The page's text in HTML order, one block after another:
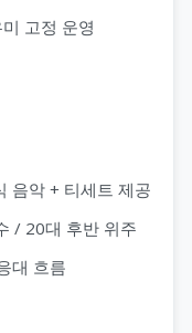
고정 운영
음악 + 티세트 제공
/ 20대 후반 위주
대 흐름